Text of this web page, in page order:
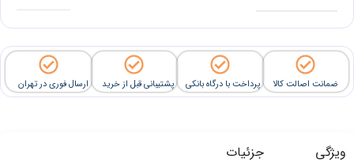
ضمانت اصالت کالا پرداخت با درگاه بانکی پشتیبانی قبل از خرید ارسال فوری در تهران
ویژگی جزئیات